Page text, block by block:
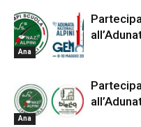
Ana
Ana